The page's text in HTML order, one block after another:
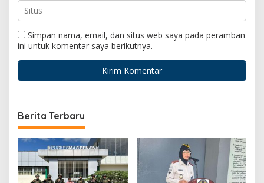
Simpan nama, email, dan situs web saya pada peramban
ini untuk komentar saya berikutnya.
Berita Terbaru